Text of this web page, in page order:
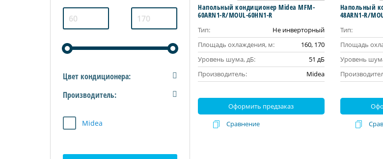
Цвет кондиционера:
Производитель:
Midea
Напольный кондиционер Midea MFM-
60ARN1-R/MOUL-60HN1-R
Тип:
Не инверторный
Площадь охлаждения, м:
160, 170
Уровень шума, дБ:
51 дБ
Производитель:
Midea
Оформить предзаказ
Сравнение
Напольный
48ARN1-R/
Тип:
Площадь
Уровень